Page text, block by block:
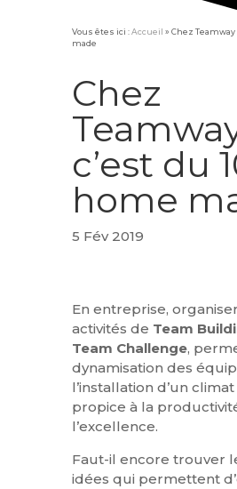
Vous êtes ici :Accueil » Chez Teamway
made
Chez
c’est du
home
5 Fév 2019
En entreprise,
activités de Team
Team Challenge,
dynamisation des
l’installation d’un
propice à la
l’excellence.
Faut-il encore trouver
idées qui permettent